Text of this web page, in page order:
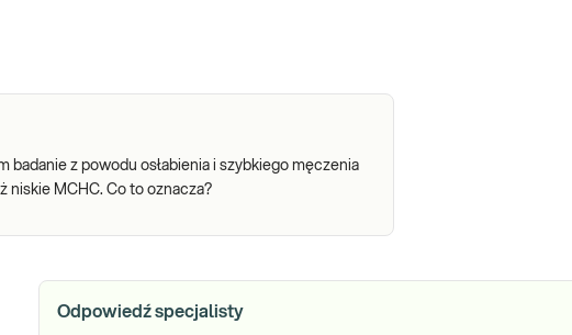
badanie z powodu osłabienia i szybkiego męczenia
niskie MCHC. Co to oznacza?
Odpowiedź specjalisty